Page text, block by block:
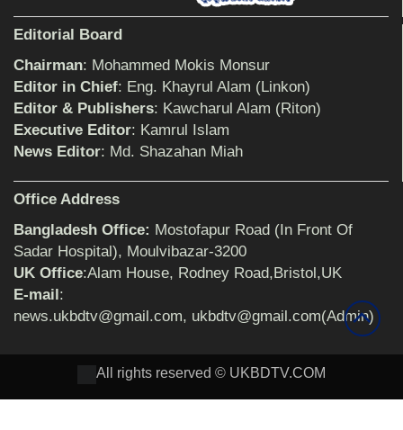
বিমানের সিলেট-ম্যানচেস্টার সরাসরি ফ্লাইট চালু হচ্ছে
সোমবার
সেনাবাহিনীর পক্ষ থেকে ক্রীড়া সামগ্রী ও আর্থিক
শিক্ষক জহির আলী
Editorial Board
Chairman: Mohammed Mokis Monsur
Editor in Chief: Eng. Khayrul Alam (Linkon)
Editor & Publishers: Kawcharul Alam (Riton)
Executive Editor: Kamrul Islam
News Editor: Md. Shazahan Miah
Office Address
Bangladesh Office: Mostofapur Road (In Front Of
Sadar Hospital), Moulvibazar-3200
UK Office:Alam House, Rodney Road,Bristol,UK
E-mail :
news.ukbdtv@gmail.com, ukbdtv@gmail.com(Admin)
All rights reserved © UKBDTV.COM